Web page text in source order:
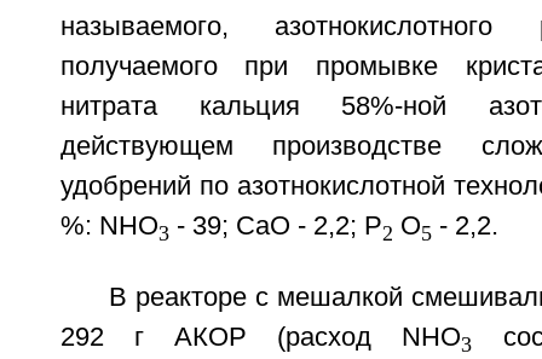
называемого,
получаемого при промывке
нитрата кальция 58%-ной
действующем производстве
удобрений по азотнокислотной
%: NHO3 - 39; СаО - 2,2; Р2 О5 - 2,2.
В реакторе с мешалкой
292 г АКОР (расход NHO3